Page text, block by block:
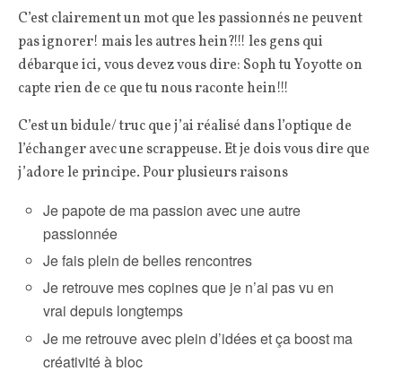
C’est clairement un mot que les passionnés ne peuvent
pas ignorer! mais les autres hein?!!! les gens qui
débarque ici, vous devez vous dire: Soph tu Yoyotte on
capte rien de ce que tu nous raconte hein!!!
C’est un bidule/ truc que j’ai réalisé dans l’optique de
l’échanger avec une scrappeuse. Et je dois vous dire que
j’adore le principe. Pour plusieurs raisons
Je papote de ma passion avec une autre
passionnée
Je fais plein de belles rencontres
Je retrouve mes copines que je n’ai pas vu en
vrai depuis longtemps
Je me retrouve avec plein d’idées et ça boost ma
créativité à bloc